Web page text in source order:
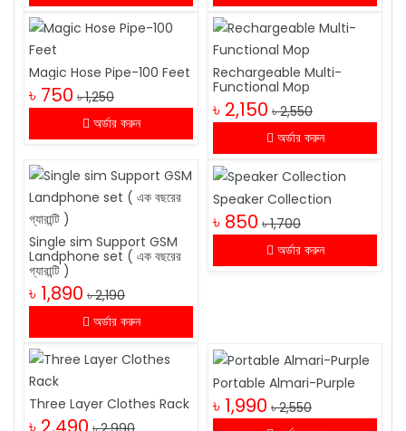
Magic Hose Pipe-100 Feet
৳ 750 ৳ 1,250
অর্ডার করুন
Rechargeable Multi-
Functional Mop
৳ 2,150 ৳ 2,550
অর্ডার করুন
Single sim Support GSM
Landphone set ( এক বছরের
গ্যারান্টি )
৳ 1,890 ৳ 2,190
অর্ডার করুন
Speaker Collection
৳ 850 ৳ 1,700
অর্ডার করুন
Three Layer Clothes Rack
Portable Almari-Purple
৳ 1,990 ৳ 2,550